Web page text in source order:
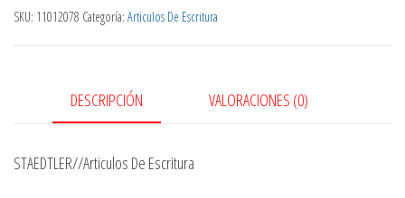
SKU: 11012078 Categoría: Articulos De Escritura
DESCRIPCIÓN VALORACIONES (0)
STAEDTLER//Articulos De Escritura